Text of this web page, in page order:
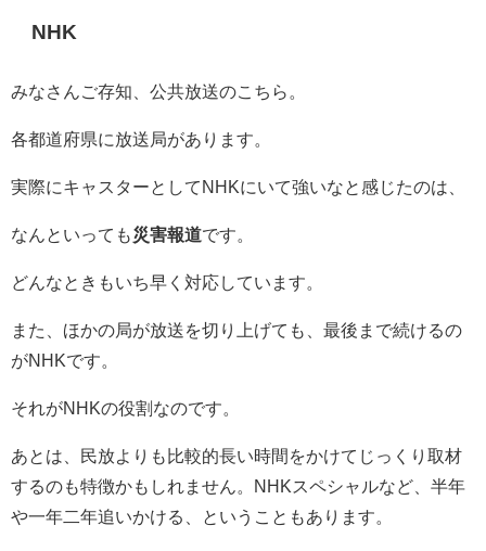
NHK
みなさんご存知、公共放送のこちら。
各都道府県に放送局があります。
実際にキャスターとしてNHKにいて強いなと感じたのは、
なんといっても災害報道です。
どんなときもいち早く対応しています。
また、ほかの局が放送を切り上げても、最後まで続けるの
がNHKです。
それがNHKの役割なのです。
あとは、民放よりも比較的長い時間をかけてじっくり取材
するのも特徴かもしれません。NHKスペシャルなど、半年
や一年二年追いかける、ということもあります。